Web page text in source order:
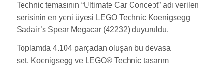
Technic temasının “Ultimate Car Concept” adı verilen
serisinin en yeni üyesi LEGO Technic Koenigsegg
Sadair’s Spear Megacar (42232) duyuruldu.
Toplamda 4.104 parçadan oluşan bu devasa
set, Koenigsegg ve LEGO® Technic tasarım